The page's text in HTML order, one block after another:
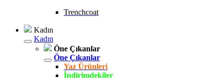
Trenchcoat
Kadın
Kadın
Öne Çıkanlar
Öne Çıkanlar
Yaz Ürünleri
İndirimdekiler